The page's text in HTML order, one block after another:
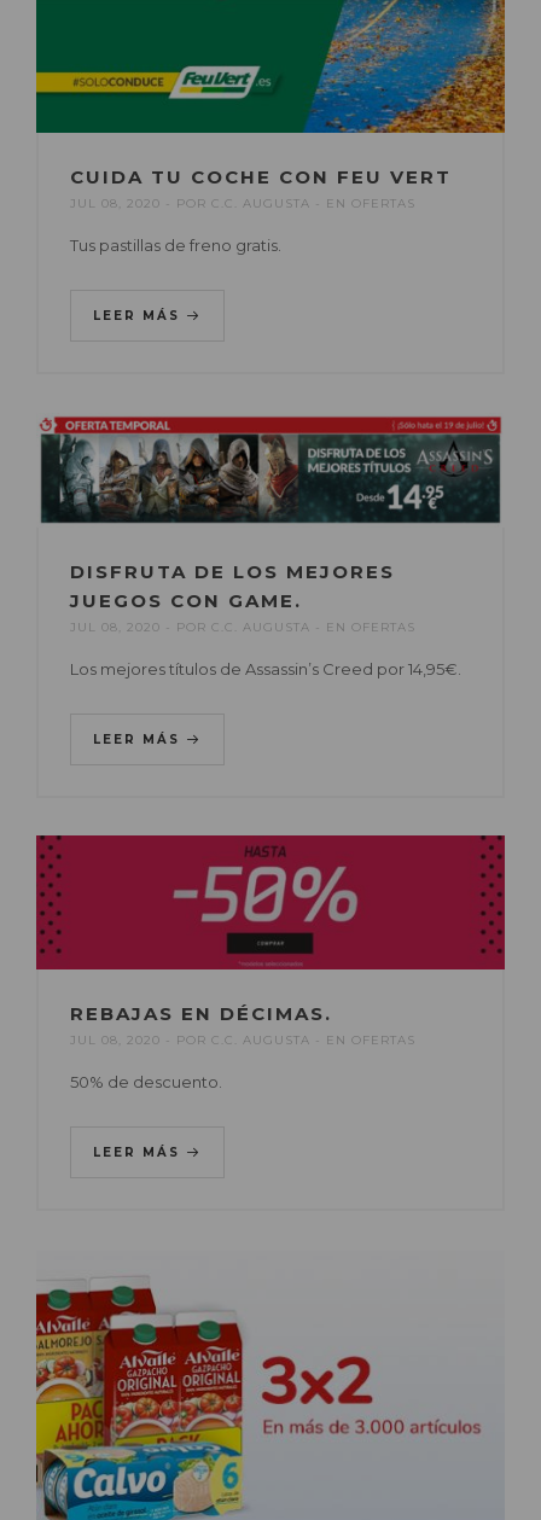
CUIDA TU COCHE CON FEU VERT
JUL 08, 2020 POR C.C. AUGUSTA EN OFERTAS
Tus pastillas de freno gratis.
LEER MÁS
DISFRUTA DE LOS MEJORES
JUEGOS CON GAME.
JUL 08, 2020 POR C.C. AUGUSTA EN OFERTAS
Los mejores títulos de Assassin’s Creed por 14,95€.
LEER MÁS
REBAJAS EN DÉCIMAS.
JUL 08, 2020 POR C.C. AUGUSTA EN OFERTAS
50% de descuento.
LEER MÁS